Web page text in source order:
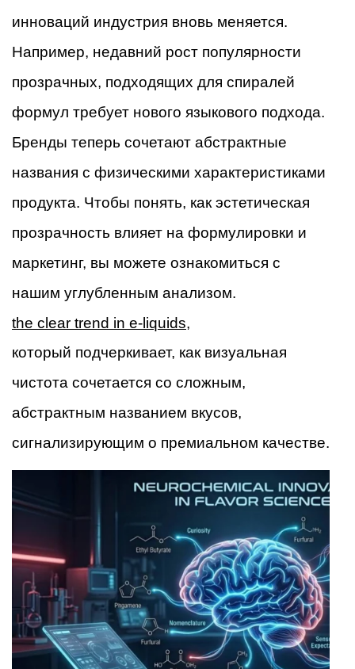
инноваций индустрия вновь меняется.
Например, недавний рост популярности
прозрачных, подходящих для спиралей
формул требует нового языкового подхода.
Бренды теперь сочетают абстрактные
названия с физическими характеристиками
продукта. Чтобы понять, как эстетическая
прозрачность влияет на формулировки и
маркетинг, вы можете ознакомиться с
нашим углубленным анализом.
the clear trend in e-liquids,
который подчеркивает, как визуальная
чистота сочетается со сложным,
абстрактным названием вкусов,
сигнализирующим о премиальном качестве.